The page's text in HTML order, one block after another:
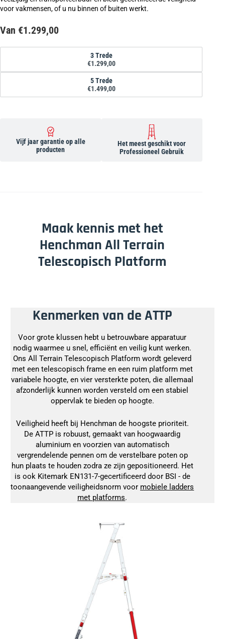
voor vakmensen, of u nu binnen of buiten werkt.
Van €1.299,00
3 Trede
€1.299,00
5 Trede
€1.499,00
Vijf jaar garantie op alle
producten
Het meest geschikt voor
Professioneel Gebruik
Maak kennis met het
Henchman All Terrain
Telescopisch Platform
Kenmerken van de ATTP
Voor grote klussen hebt u betrouwbare apparatuur
nodig waarmee u snel, efficiënt en veilig kunt werken.
Ons All Terrain Telescopisch Platform wordt geleverd
met een telescopisch frame en een ruim platform met
variabele hoogte, en vier versterkte poten, die allemaal
afzonderlijk kunnen worden versteld om een stabiel
oppervlak te bieden op hoogte.
Veiligheid heeft bij Henchman de hoogste prioriteit.
De ATTP is robuust, gemaakt van hoogwaardig
aluminium en voorzien van automatisch
vergrendelende pennen om de verstelbare poten op
hun plaats te houden zodra ze zijn gepositioneerd. Het
is ook Kitemark EN131-7-gecertificeerd door BSI - de
toonaangevende veiligheidsnorm voor mobiele ladders
met platforms.